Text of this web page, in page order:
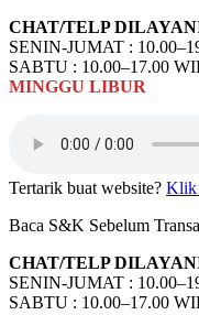
CHAT/TELP
SENIN-JUMAT :
SABTU : 10.00–17.00
MINGGU LIBUR
Tertarik buat website? Klik
Baca S&K Sebelum
CHAT/TELP
SENIN-JUMAT :
SABTU : 10.00–17.00